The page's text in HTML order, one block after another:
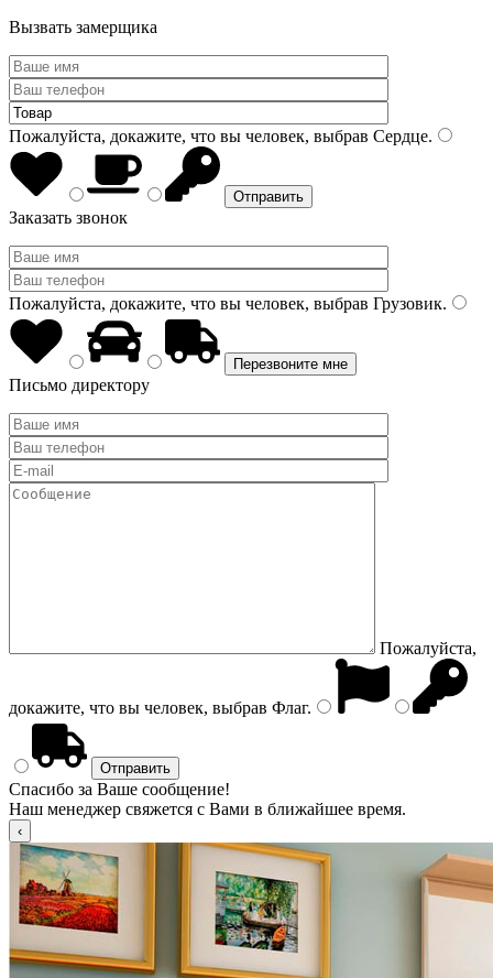
Вызвать замерщика
Пожалуйста, докажите, что вы человек, выбрав Сердце.
Заказать звонок
Пожалуйста, докажите, что вы человек, выбрав Грузовик.
Письмо директору
Пожалуйста,
докажите, что вы человек, выбрав Флаг.
Спасибо за Ваше сообщение!
Наш менеджер свяжется с Вами в ближайшее время.